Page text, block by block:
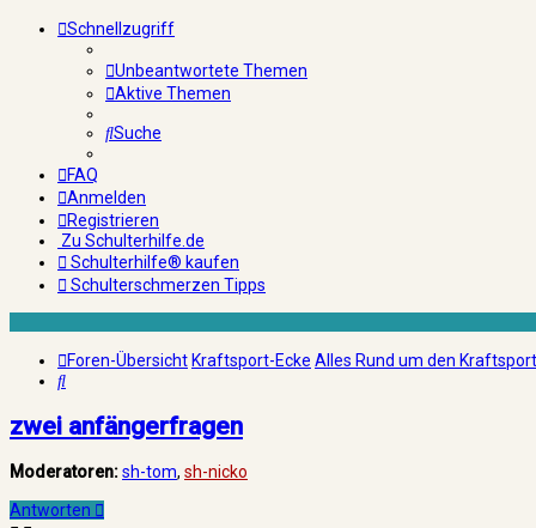
Schnellzugriff
Unbeantwortete Themen
Aktive Themen
Suche
FAQ
Anmelden
Registrieren
Zu Schulterhilfe.de
Schulterhilfe® kaufen
Schulterschmerzen Tipps
Foren-Übersicht Kraftsport-Ecke Alles Rund um den Kraftsport
Suche
zwei anfängerfragen
Moderatoren:sh-tom, sh-nicko
Antworten